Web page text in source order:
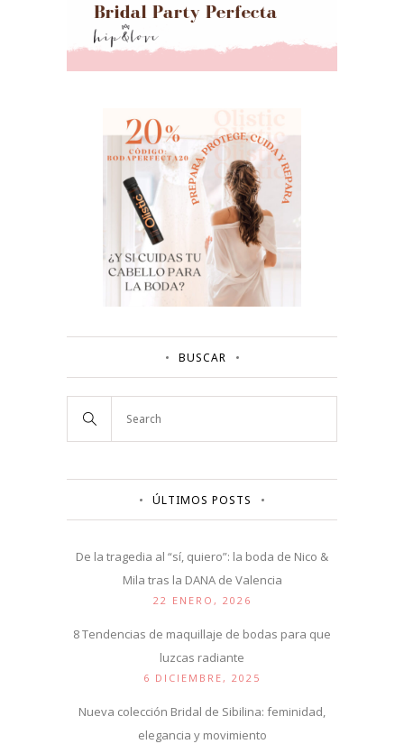
BUSCAR
ÚLTIMOS POSTS
De la tragedia al “sí, quiero”: la boda de Nico &
Mila tras la DANA de Valencia
22 ENERO, 2026
8 Tendencias de maquillaje de bodas para que
luzcas radiante
6 DICIEMBRE, 2025
Nueva colección Bridal de Sibilina: feminidad,
elegancia y movimiento